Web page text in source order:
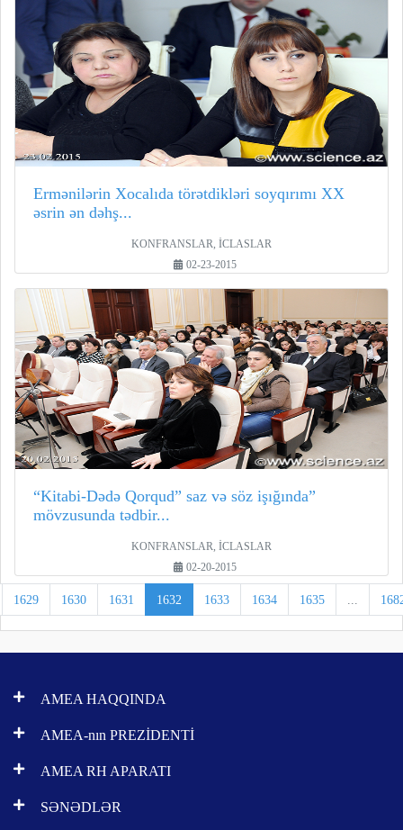
Ermənilərin Xocalıda törətdikləri soyqırımı XX
əsrin ən dəhş...
KONFRANSLAR, İCLASLAR
02-23-2015
“Kitabi-Dədə Qorqud” saz və söz işığında”
mövzusunda tədbir...
KONFRANSLAR, İCLASLAR
02-20-2015
1629 1630 1631 1632 1633 1634 1635 ...
AMEA HAQQINDA
AMEA-nın PREZİDENTİ
AMEA RH APARATI
SƏNƏDLƏR